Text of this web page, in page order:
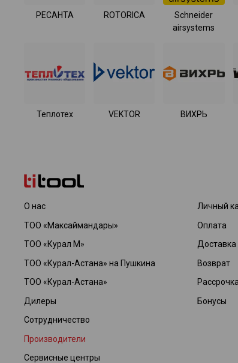
РЕСАНТА ROTORICA
Schneider
airsystems
Теплотех VEKTOR ВИХРЬ
О нас
ТОО «Максаймандары»
ТОО «Курал М»
ТОО «Курал-Астана» на Пушкина
ТОО «Курал-Астана»
Дилеры
Сотрудничество
Производители
Сервисные центры
Личный
Оплата
Доставка
Возврат
Рассрочка
Бонусы